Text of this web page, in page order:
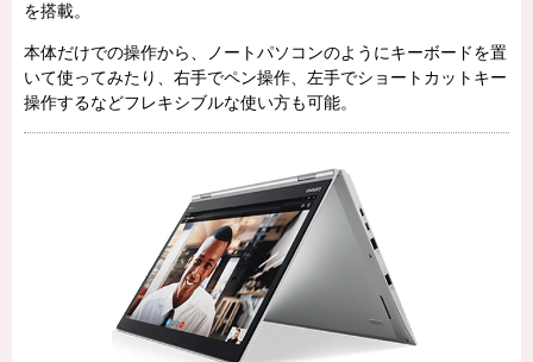
を搭載。
本体だけでの操作から、ノートパソコンのようにキーボードを置
いて使ってみたり、右手でペン操作、左手でショートカットキー
操作するなどフレキシブルな使い方も可能。